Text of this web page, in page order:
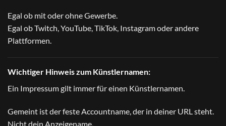
Egal ob mit oder ohne Gewerbe.
Egal ob Twitch, YouTube, TikTok, Instagram oder andere
Plattformen.
Wichtiger Hinweis zum Künstlernamen:
Ein Impressum gilt immer für einen Künstlernamen.
Gemeint ist der feste Accountname, der in deiner URL steht.
Nicht dein Anzeigename.